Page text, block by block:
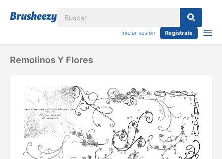
Iniciar sesión Regístrate
Remolinos Y Flores